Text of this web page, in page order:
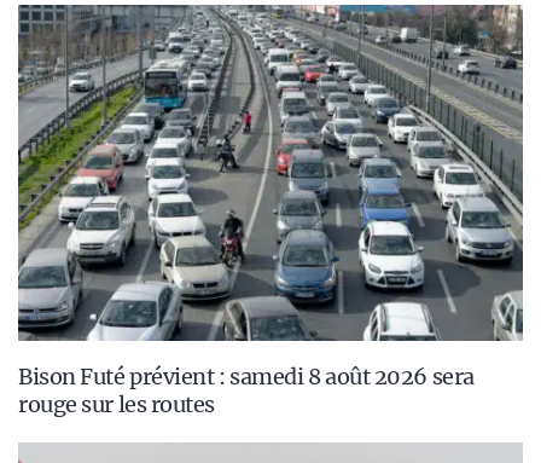
Bison Futé prévient : samedi 8 août 2026 sera
rouge sur les routes